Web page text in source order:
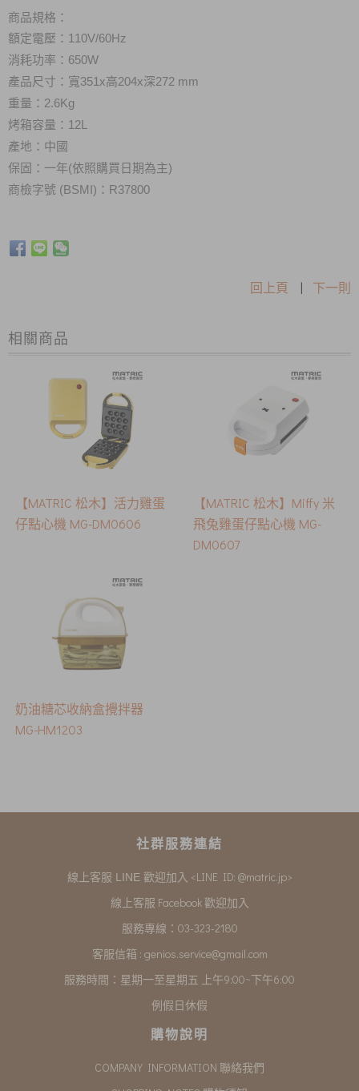
商品規格：
額定電壓：110V/60Hz
消耗功率：650W
產品尺寸：寬351x高204x深272 mm
重量：2.6Kg
烤箱容量 ：12L
產地：中國
保固：一年(依照購買日期為主)
商檢字號 (BSMI) ：R37800
回上頁 | 下一則
相關商品
【MATRIC 松木】活力雞蛋
仔點心機 MG-DM0606
【MATRIC 松木】Miffy 米
飛兔雞蛋仔點心機 MG-
DM0607
奶油糖芯收納盒攪拌器
MG-HM1203
社群服務連結
線上客服 LINE 歡迎加入 <LINE ID: @matric.jp>
線上客服 Facebook 歡迎加入
服務專線：03-323-2180
客服信箱 : genios.service@gmail.com
服務時間：星期一至星期五 上午9:00~下午6:00
例假日休假
購物說明
COMPANY INFORMATION 聯絡我們